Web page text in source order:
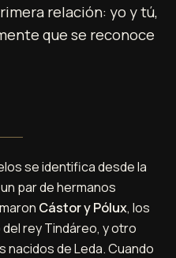
relación: yo y tú,
que se reconoce
se identifica desde la
par de hermanos
Cástor y Pólux, los
rey Tindáreo, y otro
nacidos de Leda. Cuando